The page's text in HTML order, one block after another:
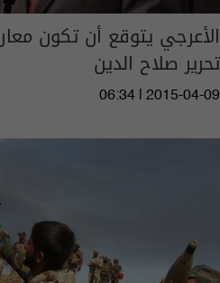
الأعرجي يتوقع أن تكون
تحرير صلاح الدين
06:34 | 2015-04-09